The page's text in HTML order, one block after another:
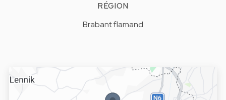
RÉGION
Brabant flamand